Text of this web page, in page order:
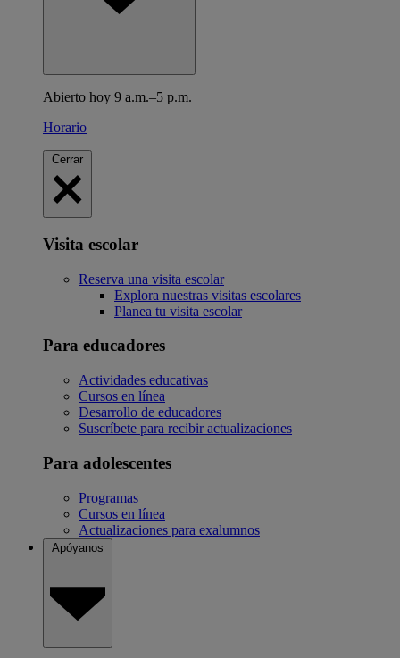
Abierto hoy 9 a.m.–5 p.m.
Horario
Cerrar
Visita escolar
Reserva una visita escolar
Explora nuestras visitas escolares
Planea tu visita escolar
Para educadores
Actividades educativas
Cursos en línea
Desarrollo de educadores
Suscríbete para recibir actualizaciones
Para adolescentes
Programas
Cursos en línea
Actualizaciones para exalumnos
Apóyanos